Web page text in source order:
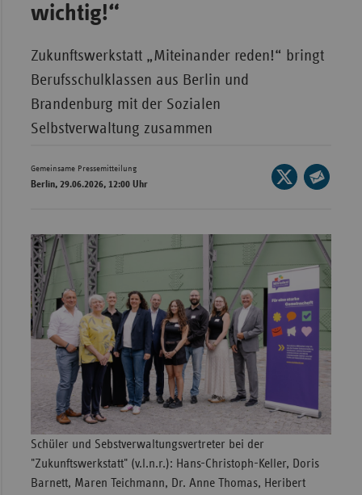
wichtig!“
Zukunftswerkstatt „Miteinander reden!“ bringt
Berufsschulklassen aus Berlin und
Brandenburg mit der Sozialen
Selbstverwaltung zusammen
Gemeinsame Pressemitteilung
Berlin, 29.06.2026, 12:00 Uhr
Seite
auf
E-
Mail
teilen
Schüler und Sebstverwaltungsvertreter bei der
"Zukunftswerkstatt" (v.l.n.r.): Hans-Christoph-Keller, Doris
Barnett, Maren Teichmann, Dr. Anne Thomas, Heribert